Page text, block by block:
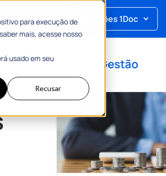
para execução de
mais, acesse nosso
usado em seu
Recusar
Soluções 1Doc
Gestão